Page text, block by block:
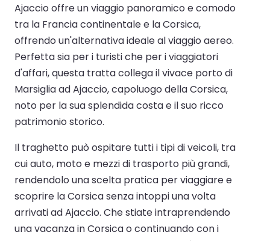
Ajaccio offre un viaggio panoramico e comodo
tra la Francia continentale e la Corsica,
offrendo un'alternativa ideale al viaggio aereo.
Perfetta sia per i turisti che per i viaggiatori
d'affari, questa tratta collega il vivace porto di
Marsiglia ad Ajaccio, capoluogo della Corsica,
noto per la sua splendida costa e il suo ricco
patrimonio storico.
Il traghetto può ospitare tutti i tipi di veicoli, tra
cui auto, moto e mezzi di trasporto più grandi,
rendendolo una scelta pratica per viaggiare e
scoprire la Corsica senza intoppi una volta
arrivati ad Ajaccio. Che stiate intraprendendo
una vacanza in Corsica o continuando con i